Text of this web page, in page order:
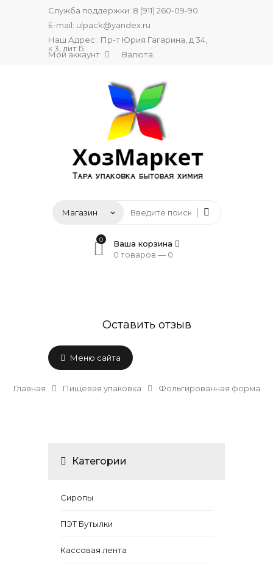
Служба поддержки: 8 (911) 260-09-90
E-mail: ulpack@yandex.ru
Наш Адрес : Пр-т Юрия Гагарина, д 34,
к 3, лит Б
Мой аккаунт Валюта:
0
Ваша корзина
0 товаров — 0
Оставить отзыв
Меню сайта
Главная Пищевая упаковка Фольгированная форма
Категории
Сиропы
ПЭТ Бутылки
Кассовая лента